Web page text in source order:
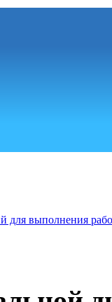
для выполнения